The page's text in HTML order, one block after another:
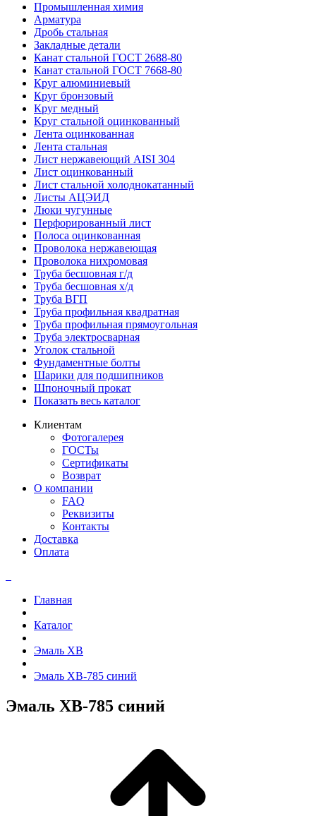
Промышленная химия
Арматура
Дробь стальная
Закладные детали
Канат стальной ГОСТ 2688-80
Канат стальной ГОСТ 7668-80
Круг алюминиевый
Круг бронзовый
Круг медный
Круг стальной оцинкованный
Лента оцинкованная
Лента стальная
Лист нержавеющий AISI 304
Лист оцинкованный
Лист стальной холоднокатанный
Листы АЦЭИД
Люки чугунные
Перфорированный лист
Полоса оцинкованная
Проволока нержавеющая
Проволока нихромовая
Труба бесшовная г/д
Труба бесшовная х/д
Труба ВГП
Труба профильная квадратная
Труба профильная прямоугольная
Труба электросварная
Уголок стальной
Фундаментные болты
Шарики для подшипников
Шпоночный прокат
Показать весь каталог
Клиентам
Фотогалерея
ГОСТы
Сертификаты
Возврат
О компании
FAQ
Реквизиты
Контакты
Доставка
Оплата
Главная
Каталог
Эмаль ХВ
Эмаль ХВ-785 синий
Эмаль ХВ-785 синий